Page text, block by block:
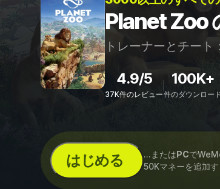
Planet Zoo
トレーナーとチート
4.9/5
37K件のレビュー
100K+
件のダウンロー
はじめる ...またはPCで
50Kマネーを追加